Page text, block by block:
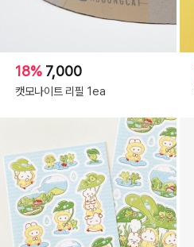
18% 7,000
캣모나이트 리필 1ea